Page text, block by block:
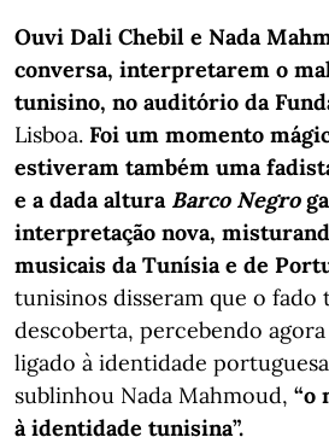
Ouvi Dali Chebil e Nada
conversa, interpretarem o
tunisino, no auditório da
Lisboa. Foi um momento
estiveram também uma
e a dada altura Barco Negro
interpretação nova,
musicais da Tunísia e de
tunisinos disseram que o fado
descoberta, percebendo
ligado à identidade
sublinhou Nada Mahmoud, “o
à identidade tunisina”.